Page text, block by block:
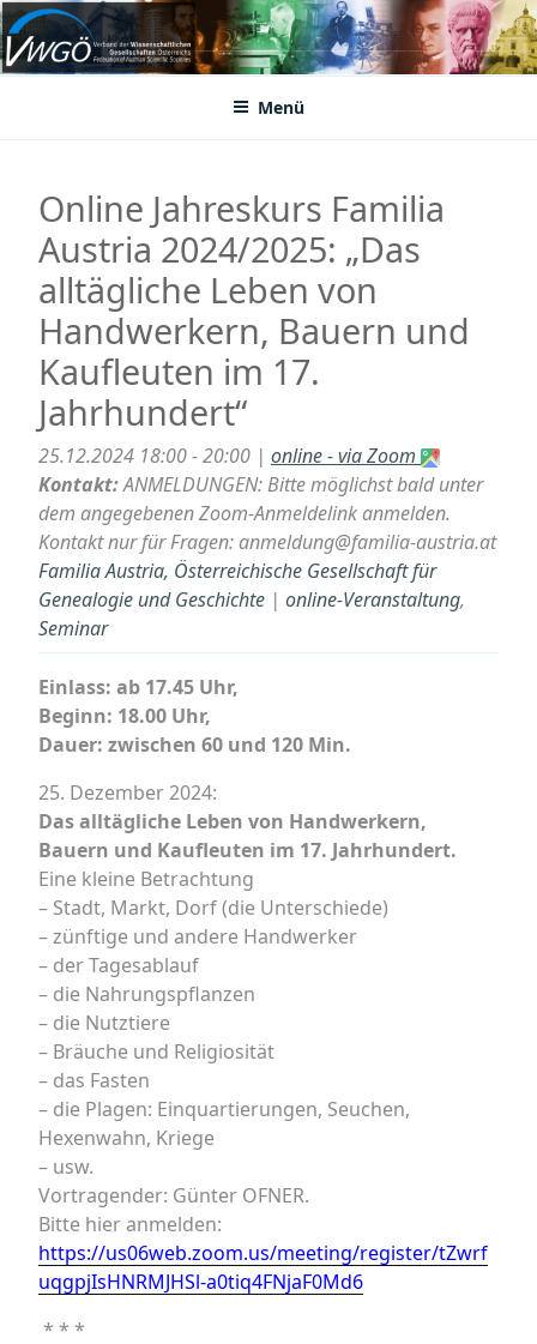
Zum
Inhalt
springenVWGÖ
Federation of Austrian Scientific Societies
Menü
Online Jahreskurs Familia
Austria 2024/2025: „Das
alltägliche Leben von
Handwerkern, Bauern und
Kaufleuten im 17.
Jahrhundert“
25.12.2024 18:00 - 20:00 | online - via Zoom
Kontakt:ANMELDUNGEN: Bitte möglichst bald unter
dem angegebenen Zoom-Anmeldelink anmelden.
Kontakt nur für Fragen: anmeldung@familia-austria.at
Familia Austria, Österreichische Gesellschaft für
Genealogie und Geschichte | online-Veranstaltung,
Seminar
Einlass: ab 17.45 Uhr,
Beginn: 18.00 Uhr,
Dauer: zwischen 60 und 120 Min.
25. Dezember 2024:
Das alltägliche Leben von Handwerkern,
Bauern und Kaufleuten im 17. Jahrhundert.
Eine kleine Betrachtung
– Stadt, Markt, Dorf (die Unterschiede)
– zünftige und andere Handwerker
– der Tagesablauf
– die Nahrungspflanzen
– die Nutztiere
– Bräuche und Religiosität
– das Fasten
– die Plagen: Einquartierungen, Seuchen,
Hexenwahn, Kriege
– usw.
Vortragender: Günter OFNER.
Bitte hier anmelden:
https://us06web.zoom.us/meeting/register/tZwrf
uqgpjIsHNRMJHSl-a0tiq4FNjaF0Md6
* * *